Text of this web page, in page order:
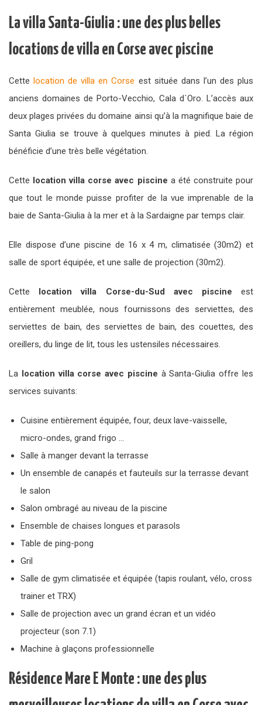
La villa Santa-Giulia : une des plus belles
locations de villa en Corse avec piscine
Cette location de villa en Corse est située dans l’un des plus
anciens domaines de Porto-Vecchio, Cala d´Oro. L’accès aux
deux plages privées du domaine ainsi qu’à la magnifique baie de
Santa Giulia se trouve à quelques minutes à pied. La région
bénéficie d’une très belle végétation.
Cette location villa corse avec piscine a été construite pour
que tout le monde puisse profiter de la vue imprenable de la
baie de Santa-Giulia à la mer et à la Sardaigne par temps clair.
Elle dispose d’une piscine de 16 x 4 m, climatisée (30m2) et
salle de sport équipée, et une salle de projection (30m2).
Cette location villa Corse-du-Sud avec piscine est
entièrement meublée, nous fournissons des serviettes, des
serviettes de bain, des serviettes de bain, des couettes, des
oreillers, du linge de lit, tous les ustensiles nécessaires.
La location villa corse avec piscine à Santa-Giulia offre les
services suivants:
Cuisine entièrement équipée, four, deux lave-vaisselle,
micro-ondes, grand frigo …
Salle à manger devant la terrasse
Un ensemble de canapés et fauteuils sur la terrasse devant
le salon
Salon ombragé au niveau de la piscine
Ensemble de chaises longues et parasols
Table de ping-pong
Gril
Salle de gym climatisée et équipée (tapis roulant, vélo, cross
trainer et TRX)
Salle de projection avec un grand écran et un vidéo
projecteur (son 7.1)
Machine à glaçons professionnelle
Résidence Mare E Monte : une des plus